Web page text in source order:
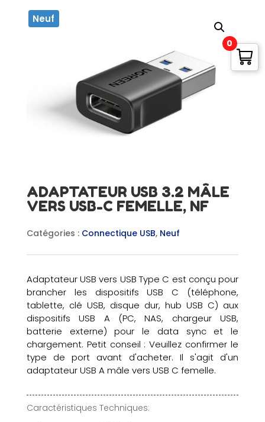
Neuf
ADAPTATEUR USB 3.2 MÂLE
VERS USB-C FEMELLE, NF
Catégories : Connectique USB, Neuf
Adaptateur USB vers USB Type C est conçu pour
brancher les dispositifs USB C (téléphone,
tablette, clé USB, disque dur, hub USB C) aux
dispositifs USB A (PC, NAS, chargeur USB,
batterie externe) pour le data sync et le
chargement. Petit conseil : Veuillez confirmer le
type de port avant d'acheter. Il s'agit d'un
adaptateur USB A mâle vers USB C femelle.
Caractéristiques Techniques:
0